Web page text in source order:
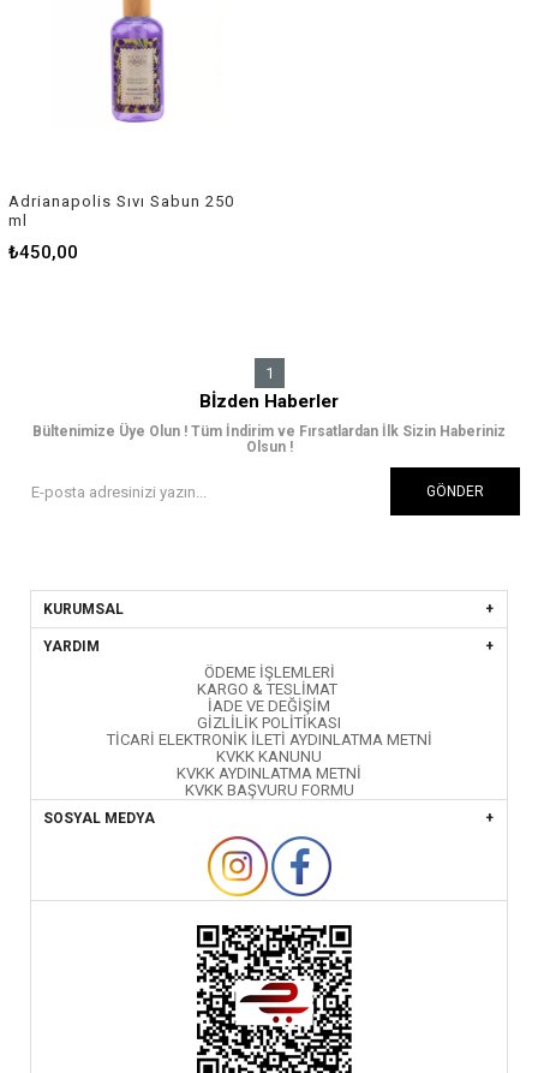
Adrianapolis Sıvı Sabun 250
ml
₺450,00
1
Bİzden Haberler
Bültenimize Üye Olun ! Tüm İndirim ve Fırsatlardan İlk Sizin Haberiniz
Olsun !
GÖNDER
KURUMSAL
YARDIM
ÖDEME İŞLEMLERİ
KARGO & TESLİMAT
İADE VE DEĞİŞİM
GİZLİLİK POLİTİKASI
TİCARİ ELEKTRONİK İLETİ AYDINLATMA METNİ
KVKK KANUNU
KVKK AYDINLATMA METNİ
KVKK BAŞVURU FORMU
SOSYAL MEDYA